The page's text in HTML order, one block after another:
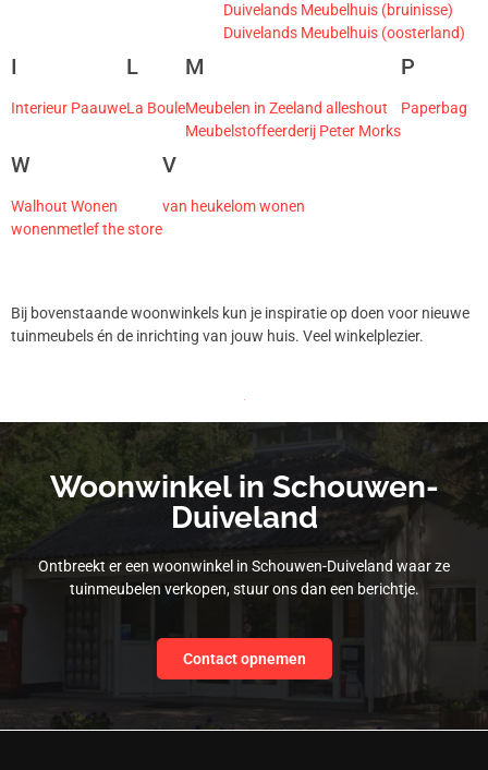
Duivelands Meubelhuis (bruinisse)
Duivelands Meubelhuis (oosterland)
I
Interieur Paauwe
L
La Boule
M
Meubelen in Zeeland alleshout
Meubelstoffeerderij Peter Morks
P
Paperbag
W
Walhout Wonen
wonenmetlef the store
V
van heukelom wonen
Bij bovenstaande woonwinkels kun je inspiratie op doen voor nieuwe
tuinmeubels én de inrichting van jouw huis. Veel winkelplezier.
Woonwinkel in Schouwen-
Duiveland
Ontbreekt er een woonwinkel in Schouwen-Duiveland waar ze
tuinmeubelen verkopen, stuur ons dan een berichtje.
Contact opnemen